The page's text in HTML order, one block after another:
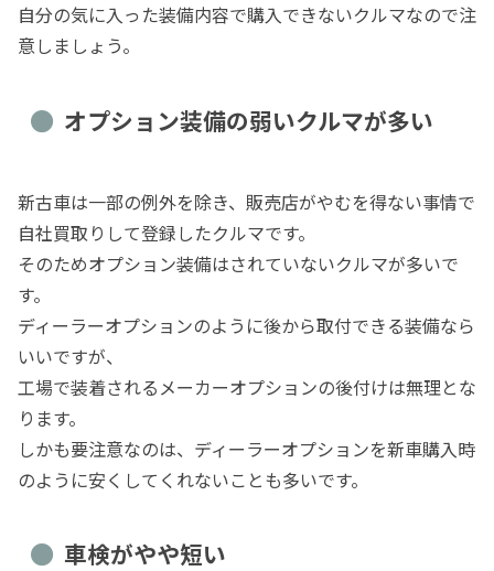
自分の気に入った装備内容で購入できないクルマなので注
意しましょう。
オプション装備の弱いクルマが多い
新古車は一部の例外を除き、販売店がやむを得ない事情で
自社買取りして登録したクルマです。
そのためオプション装備はされていないクルマが多いで
す。
ディーラーオプションのように後から取付できる装備なら
いいですが、
工場で装着されるメーカーオプションの後付けは無理とな
ります。
しかも要注意なのは、ディーラーオプションを新車購入時
のように安くしてくれないことも多いです。
車検がやや短い